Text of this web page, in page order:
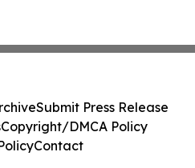
Submit Press Release
Copyright/DMCA Policy
Contact